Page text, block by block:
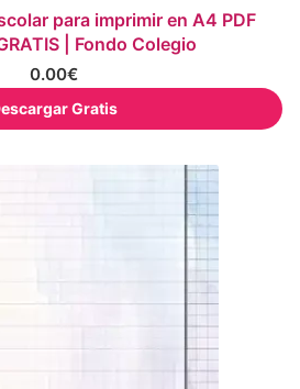
para imprimir en A4 PDF
| Fondo Colegio
0.00€
Gratis